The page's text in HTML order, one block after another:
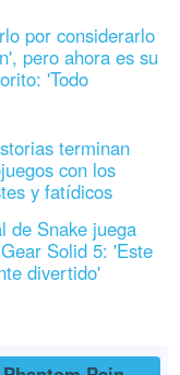
por considerarlo
pero ahora es su
'Todo
terminan
con los
y fatídicos
de Snake juega
Solid 5: 'Este
divertido'